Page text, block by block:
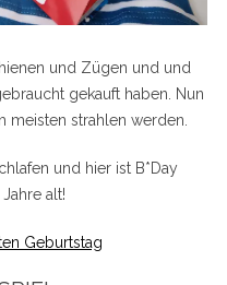
und Zügen und und
gekauft haben. Nun
meisten strahlen werden.
und hier ist B*Day
alt!
Geburtstag